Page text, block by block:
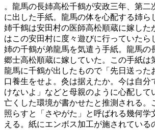
。龍馬の長姉高松千鶴が安政三年、第二
に出した手紙。龍馬の体を心配する姉ら
姉千鶴は安田村の医師高松順蔵に嫁した
はこの安田村に度々遊びに行っていたら
姉の千鶴が弟龍馬を気遣う手紙。龍馬の
郷士高松順蔵に嫁していた。この手紙は
龍馬に千鶴が出したもので「先日送った
口養生をせよ。灸は据えたか。今は自分
けないよ」などと母親のように心配して
亡くした環境が書かせたと推測される。
照らすと「さやがた」と呼ばれる幾何学
える。紙にエンボス加工が施されている